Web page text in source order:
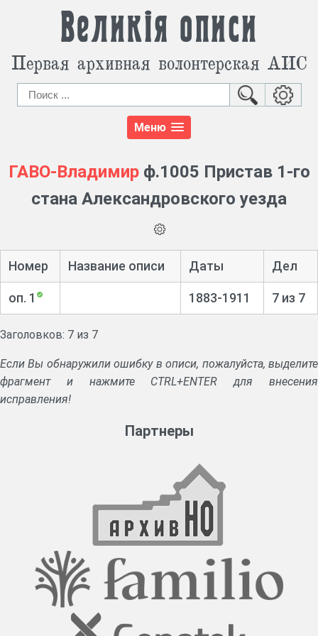
Великія описи
Первая архивная волонтерская АИС
Меню
ГАВО-Владимирф.1005 Пристав 1-го
стана Александровского уезда
Номер Название описи Даты Дел
оп. 1 1883-1911 7 из 7
Заголовков: 7 из 7
Если Вы обнаружили ошибку в описи, пожалуйста, выделите
фрагмент и нажмите CTRL+ENTER для внесения
исправления!
Партнеры